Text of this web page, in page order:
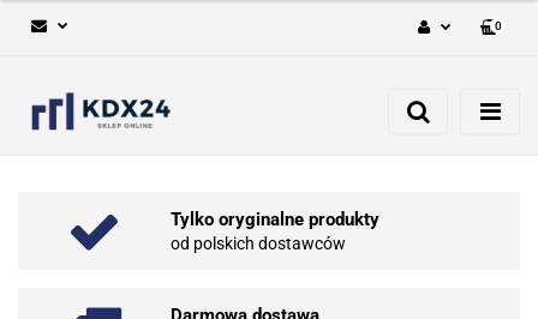
Zarejestruj się
0
Tylko oryginalne produkty
od polskich dostawców